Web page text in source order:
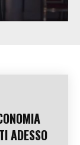
ADESSO